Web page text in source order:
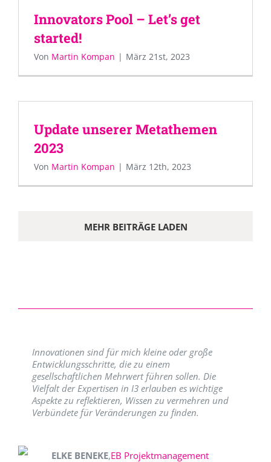
Innovators Pool – Let’s get
started!
Von Martin Kompan | März 21st, 2023
Update unserer Metathemen
2023
Von Martin Kompan | März 12th, 2023
MEHR BEITRÄGE LADEN
Innovationen sind für mich kleine oder große
Entwicklungsschritte, die zu einem
gesellschaftlichen Mehrwert führen sollen. Die
Vielfalt der Expertisen in I3 erlauben es wichtige
Aspekte zu reflektieren, Wissen zu vermehren und
Verbündete für Veränderungen zu finden.
ELKE BENEKE,EB Projektmanagement